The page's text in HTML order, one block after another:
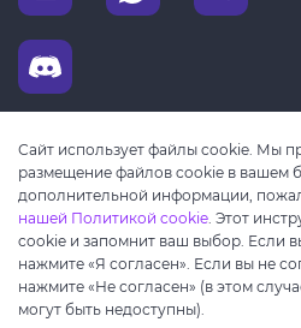
Сайт использует файлы cookie. Мы
размещение файлов cookie в вашем
дополнительной информации,
нашей Политикой cookie. Этот
cookie и запомнит ваш выбор. Если
нажмите «Я согласен». Если вы не
нажмите «Не согласен» (в этом
могут быть недоступны).